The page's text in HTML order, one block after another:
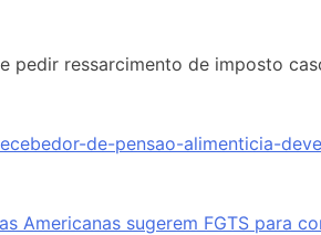
pedir ressarcimento de imposto
de-pensao-alimenticia-
Americanas sugerem FGTS para